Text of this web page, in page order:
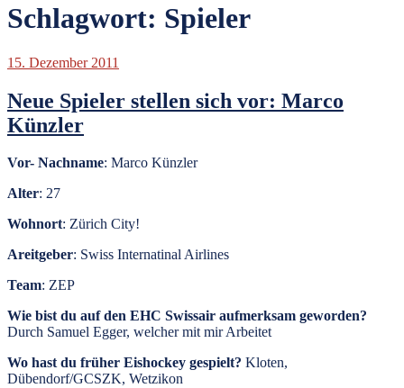
Schlagwort: Spieler
15. Dezember 2011
Neue Spieler stellen sich vor: Marco
Künzler
Vor- Nachname: Marco Künzler
Alter: 27
Wohnort: Zürich City!
Areitgeber: Swiss Internatinal Airlines
Team: ZEP
Wie bist du auf den EHC Swissair aufmerksam geworden?
Durch Samuel Egger, welcher mit mir Arbeitet
Wo hast du früher Eishockey gespielt? Kloten,
Dübendorf/GCSZK, Wetzikon